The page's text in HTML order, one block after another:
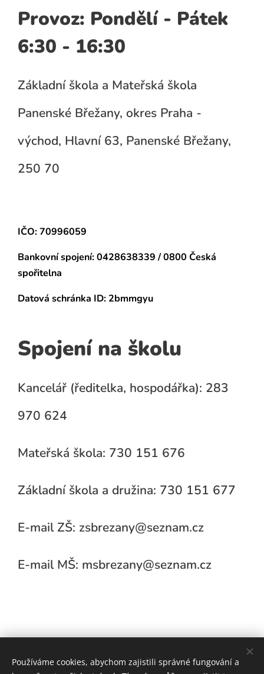
Provoz: Pondělí - Pátek
6:30 - 16:30
Základní škola a Mateřská škola
Panenské Břežany, okres Praha -
východ, Hlavní 63, Panenské Břežany,
250 70
IČO: 70996059
Bankovní spojení:0428638339 / 0800 Česká
spořitelna
Datová schránka ID: 2bmmgyu
Spojení na školu
Kancelář (ředitelka, hospodářka): 283
970 624
Mateřská škola: 730 151 676
Základní škola a družina: 730 151 677
E-mail ZŠ: zsbrezany@seznam.cz
E-mail MŠ: msbrezany@seznam.cz
Používáme cookies, abychom zajistili správné fungování a